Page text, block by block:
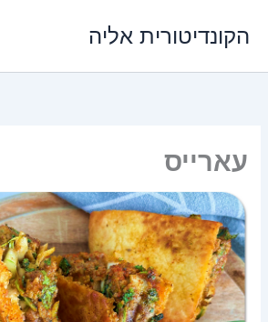
לתוכןהקונדיטורית אליה
עארייס